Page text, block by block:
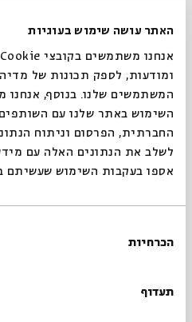
האתר עושה שימוש בעוגיות
ומודעות, לספק תכונות של
המשתמשים שלנו. בנוסף, אנחנו
השימוש באתר שלנו עם
החברתית, הפרסום וניתוח
לשלב את הנתונים האלה עם
אספו בעקבות השימוש שעשיתם
הסכמה
הכרחיות
תעדוף
תגיות:
פרקים
להתבודדות בספר